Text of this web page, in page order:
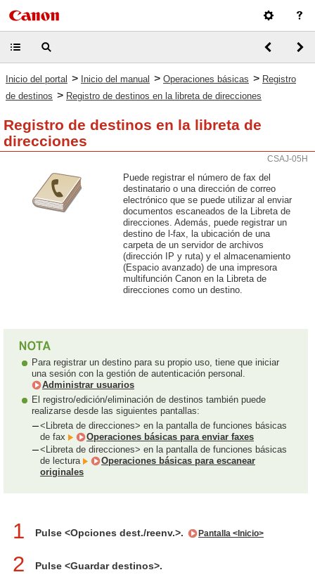
Inicio del portal > Inicio del manual > Operaciones básicas > Registro
de destinos > Registro de destinos en la libreta de direcciones
Registro de destinos en la libreta de
direcciones
CSAJ-05H
Puede registrar el número de fax del
destinatario o una dirección de correo
electrónico que se puede utilizar al enviar
documentos escaneados de la Libreta de
direcciones. Además, puede registrar un
destino de l-fax, la ubicación de una
carpeta de un servidor de archivos
(dirección IP y ruta) y el almacenamiento
(Espacio avanzado) de una impresora
multifunción Canon en la Libreta de
direcciones como un destino.
Para registrar un destino para su propio uso, tiene que iniciar
una sesión con la gestión de autenticación personal.
Administrar usuarios
El registro/edición/eliminación de destinos también puede
realizarse desde las siguientes pantallas:
<Libreta de direcciones> en la pantalla de funciones básicas
de fax
Operaciones básicas para enviar faxes
<Libreta de direcciones> en la pantalla de funciones básicas
de lectura
Operaciones básicas para escanear
originales
1 Pulse <Opciones dest./reenv.>. Pantalla <Inicio>
2 Pulse <Guardar destinos>.